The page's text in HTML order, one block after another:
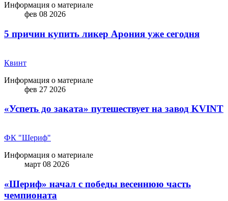
Информация о материале
фев 08 2026
5 причин купить ликep Арония уже сегодня
Квинт
Информация о материале
фев 27 2026
«Успеть до заката» путешествует на завод KVINT
ФК "Шериф"
Информация о материале
март 08 2026
«Шериф» начал с победы весеннюю часть
чемпионата